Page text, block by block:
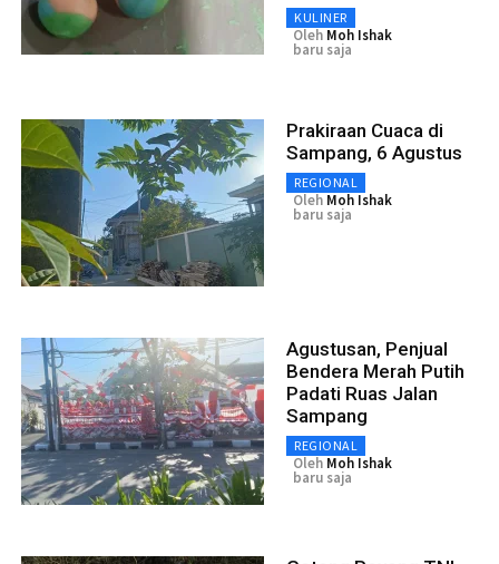
KULINER
Oleh Moh Ishak
baru saja
Prakiraan Cuaca di
Sampang, 6 Agustus
REGIONAL
Oleh Moh Ishak
baru saja
Agustusan, Penjual
Bendera Merah Putih
Padati Ruas Jalan
Sampang
REGIONAL
Oleh Moh Ishak
baru saja